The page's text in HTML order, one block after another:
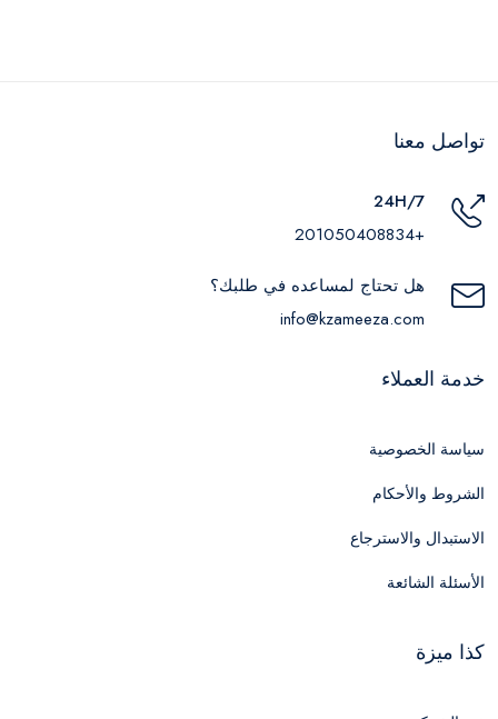
تواصل معنا
24H/7
+201050408834
هل تحتاج لمساعده في طلبك؟
info@kzameeza.com
خدمة العملاء
سياسة الخصوصية
الشروط والأحكام
الاستبدال والاسترجاع
الأسئلة الشائعة
كذا ميزة